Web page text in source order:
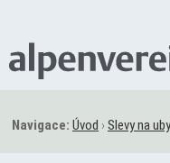
Navigace: Úvod › Slevy na